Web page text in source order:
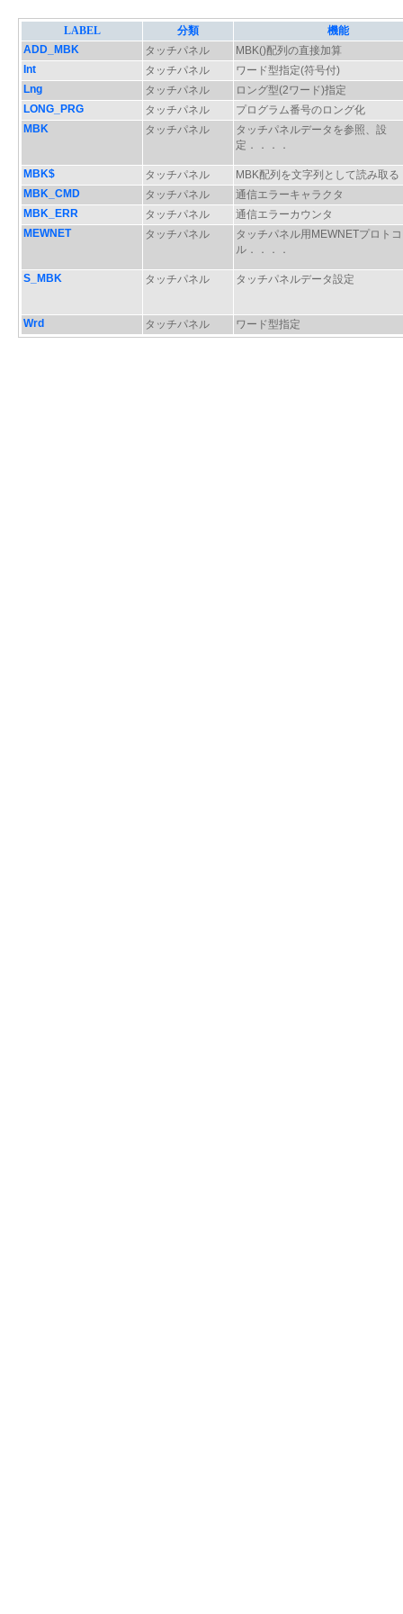
LABEL 分類
機能
ADD_MBK
タッチパネル
MBK()配列の直接加算
Int
タッチパネル
ワード型指定(符号付)
Lng
タッチパネル
ロング型(2ワード)指定
LONG_PRG
タッチパネル
プログラム番号のロング化
MBK
タッチパネル
タッチパネルデータを参照、設
定．．．．
MBK$ タッチパネル
MBK配列を文字列として読み取る
MBK_CMD
タッチパネル
通信エラーキャラクタ
MBK_ERR
タッチパネル
通信エラーカウンタ
MEWNET
タッチパネル
タッチパネル用MEWNETプロトコ
ル．．．．
S_MBK タッチパネル タッチパネルデータ設定
Wrd タッチパネル ワード型指定